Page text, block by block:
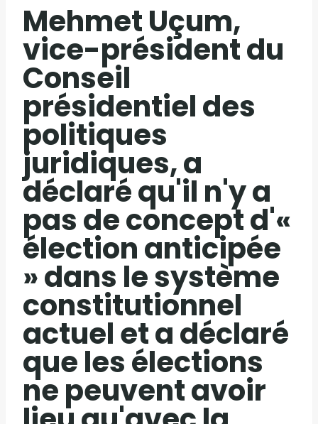
Mehmet Uçum,
vice-président du
Conseil
présidentiel des
politiques
juridiques, a
déclaré qu'il n'y a
pas de concept d'«
élection anticipée
» dans le système
constitutionnel
actuel et a déclaré
que les élections
ne peuvent avoir